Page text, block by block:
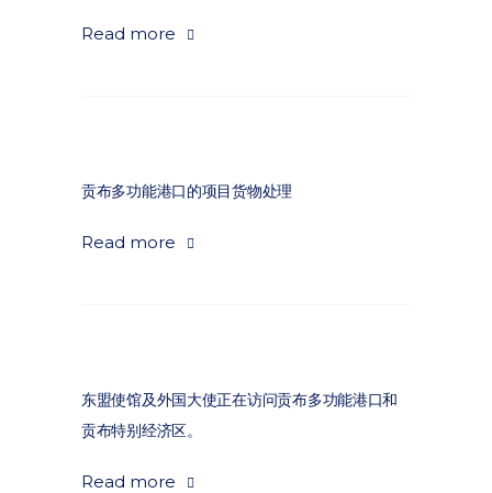
Read more
贡布多功能港口的项目货物处理
Read more
东盟使馆及外国大使正在访问贡布多功能港口和
贡布特别经济区。
Read more